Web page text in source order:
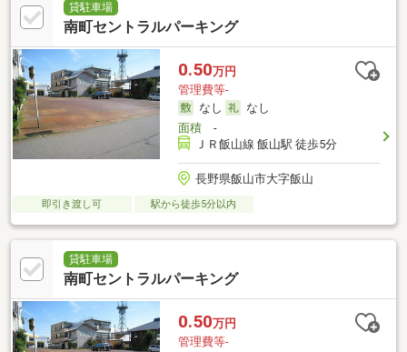
貸駐車場
南町セントラルパーキング
0.50万円
管理費等-
なし
なし
面積-
ＪＲ飯山線 飯山駅 徒歩5分
長野県飯山市大字飯山
即引き渡し可 駅から徒歩5分以内
貸駐車場
南町セントラルパーキング
0.50万円
管理費等-